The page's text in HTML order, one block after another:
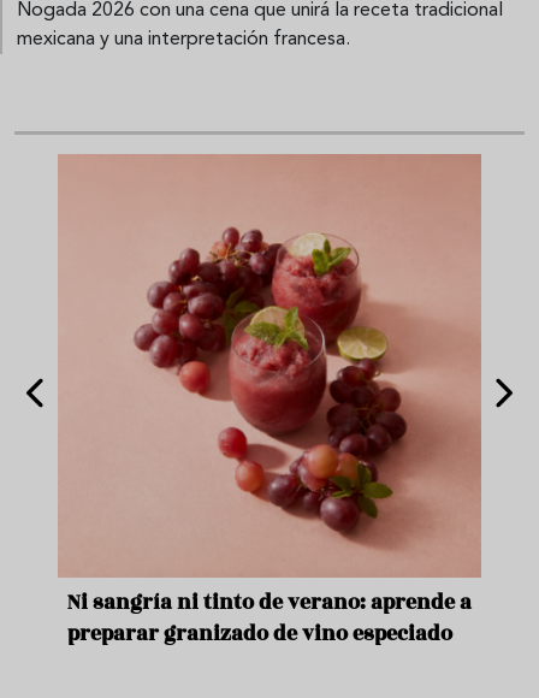
Nogada 2026 con una cena que unirá la receta tradicional
mexicana y una interpretación francesa.
Ni sangría ni tinto de verano: aprende a
preparar granizado de vino especiado